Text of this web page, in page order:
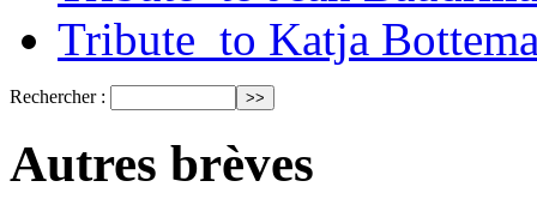
Tribute_to Katja
Rechercher :
Autres brèves